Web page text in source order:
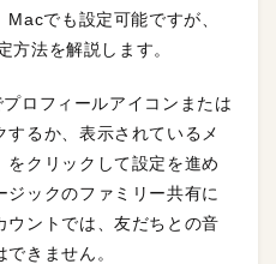
でも設定可能ですが、
方法を解説します。
ロフィールアイコンまたは
るか、表示されているメ
をクリックして設定を進め
ジックのファミリー共有に
ウントでは、友だちとの音
きません。